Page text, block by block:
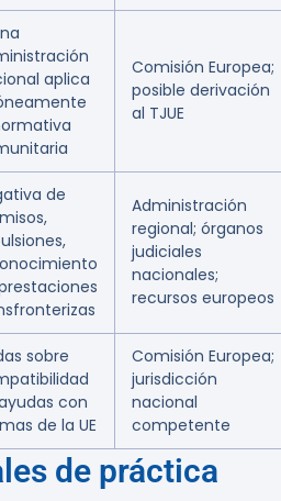
aplica
Comisión Europea;
posible derivación
al TJUE
de
Administración
regional; órganos
judiciales
nacionales;
recursos europeos
sobre
con
de la UE
Comisión Europea;
jurisdicción
nacional
competente
de práctica